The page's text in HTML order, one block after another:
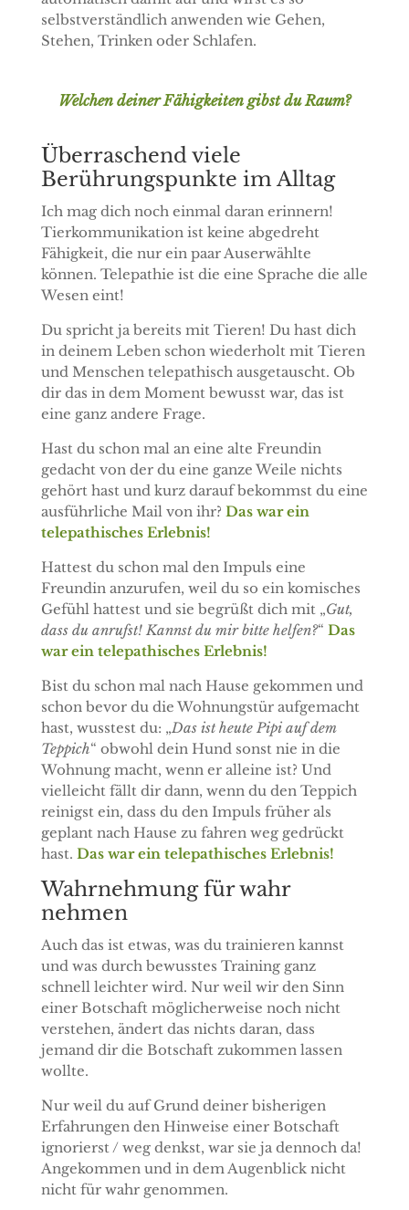
selbstverständlich anwenden wie Gehen,
Stehen, Trinken oder Schlafen.
Welchen deiner Fähigkeiten gibst du Raum?
Überraschend viele
Berührungspunkte im Alltag
Ich mag dich noch einmal daran erinnern!
Tierkommunikation ist keine abgedreht
Fähigkeit, die nur ein paar Auserwählte
können. Telepathie ist die eine Sprache die alle
Wesen eint!
Du spricht ja bereits mit Tieren! Du hast dich
in deinem Leben schon wiederholt mit Tieren
und Menschen telepathisch ausgetauscht. Ob
dir das in dem Moment bewusst war, das ist
eine ganz andere Frage.
Hast du schon mal an eine alte Freundin
gedacht von der du eine ganze Weile nichts
gehört hast und kurz darauf bekommst du eine
ausführliche Mail von ihr? Das war ein
telepathisches Erlebnis!
Hattest du schon mal den Impuls eine
Freundin anzurufen, weil du so ein komisches
Gefühl hattest und sie begrüßt dich mit „Gut,
dass du anrufst! Kannst du mir bitte helfen?“ Das
war ein telepathisches Erlebnis!
Bist du schon mal nach Hause gekommen und
schon bevor du die Wohnungstür aufgemacht
hast, wusstest du: „Das ist heute Pipi auf dem
Teppich“ obwohl dein Hund sonst nie in die
Wohnung macht, wenn er alleine ist? Und
vielleicht fällt dir dann, wenn du den Teppich
reinigst ein, dass du den Impuls früher als
geplant nach Hause zu fahren weg gedrückt
hast. Das war ein telepathisches Erlebnis!
Wahrnehmung für wahr
nehmen
Auch das ist etwas, was du trainieren kannst
und was durch bewusstes Training ganz
schnell leichter wird. Nur weil wir den Sinn
einer Botschaft möglicherweise noch nicht
verstehen, ändert das nichts daran, dass
jemand dir die Botschaft zukommen lassen
wollte.
Nur weil du auf Grund deiner bisherigen
Erfahrungen den Hinweise einer Botschaft
ignorierst / weg denkst, war sie ja dennoch da!
Angekommen und in dem Augenblick nicht
nicht für wahr genommen.